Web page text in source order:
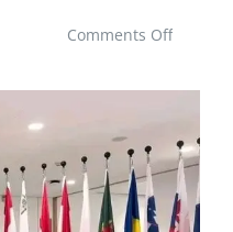
Comments Offon
এর
অধীন